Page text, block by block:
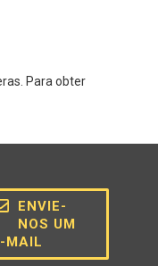
Para obter
ENVIE-
NOS UM
MAIL